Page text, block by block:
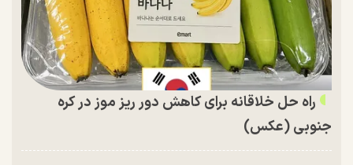
راه حل خلاقانه برای کاهش دور ریز موز در کره
جنوبی (عکس)